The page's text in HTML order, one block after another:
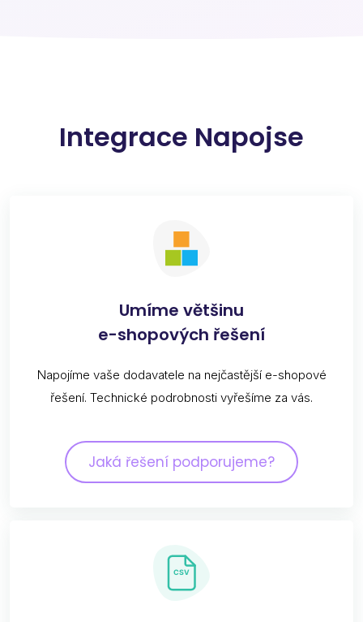
Integrace Napojse
Umíme většinu
e-shopových řešení
Napojíme vaše dodavatele na nejčastější e-shopové
řešení. Technické podrobnosti vyřešíme za vás.
Jaká řešení podporujeme?